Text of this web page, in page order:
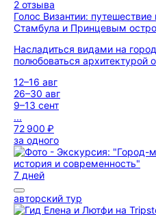
2 отзыва
Голос Византии:
Стамбула и Принцевым
Насладиться видами на
полюбоваться архитектурой
12–16 авг
26–30 авг
9–13 сент
...
72 900 ₽
за одного
7 дней
авторский тур